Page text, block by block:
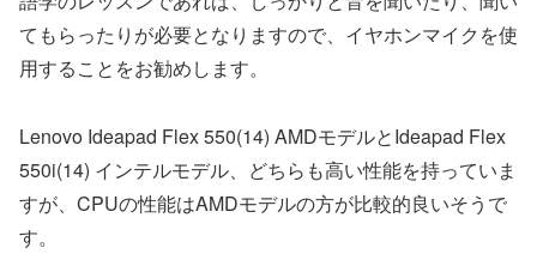
てもらったりが必要となりますので、イヤホンマイクを使
用することをお勧めします。
Lenovo Ideapad Flex 550(14) AMDモデルとIdeapad Flex
550i(14) インテルモデル、どちらも高い性能を持っていま
すが、CPUの性能はAMDモデルの方が比較的良いそうで
す。